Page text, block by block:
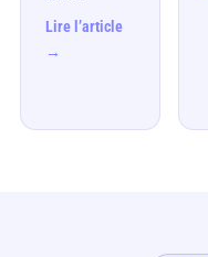
Lire l’article
→